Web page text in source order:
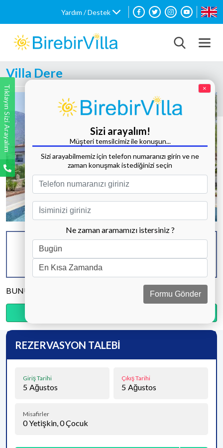
Yardım / Destek
Villa Dere
Tüm Fotoğrafları Göster
KAPASİTE
8 KİŞİ
BANYO & WC
4 ADET
YATAK ODASI
BUNU PAYLAŞ
REZERVASYON TALEBİ
Giriş Tarihi
5 Ağustos
Çıkış Tarihi
5 Ağustos
Misafirler
0Yetişkin,0Çocuk
Tıklayın Sizi Arayalım ×
Sizi arayalım!
Müşteri temsilcimiz ile konuşun...
Sizi arayabilmemiz için telefon numaranızı girin ve ne
zaman konuşmak istediğinizi seçin
Ne zaman aramamızı istersiniz ?
Formu Gönder